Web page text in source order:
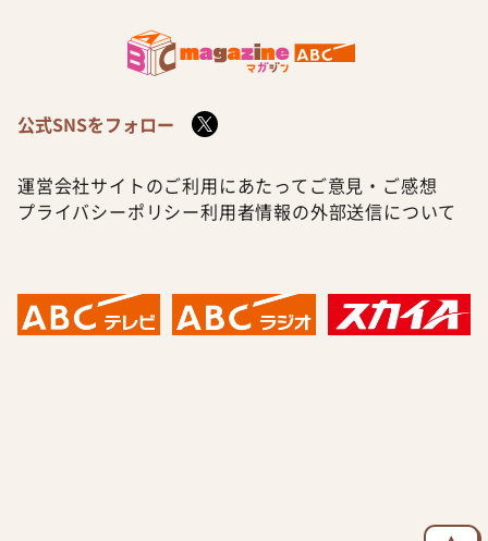
公式SNSをフォロー
運営会社サイトのご利用にあたって ご意見・ご感想
プライバシーポリシー利用者情報の外部送信について